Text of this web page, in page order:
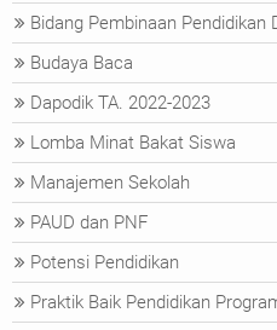
Bidang Pembinaan Pendidikan
Budaya Baca
Dapodik TA. 2022-2023
Lomba Minat Bakat Siswa
Manajemen Sekolah
PAUD dan PNF
Potensi Pendidikan
Praktik Baik Pendidikan